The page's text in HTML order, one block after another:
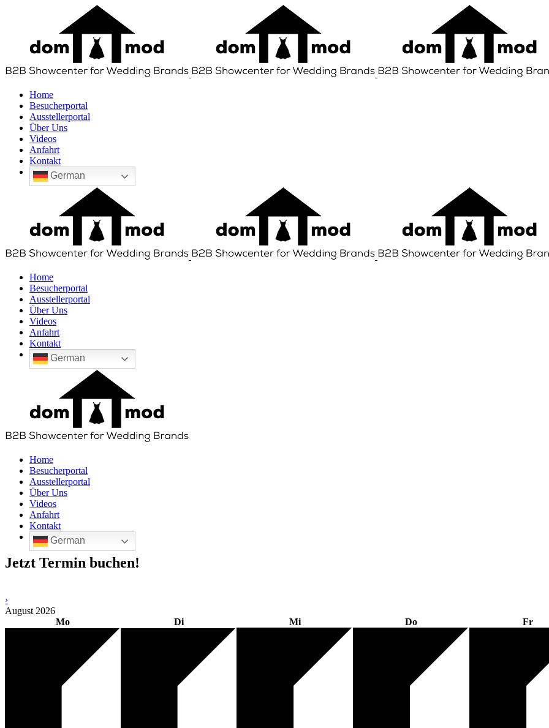
Home
Besucherportal
Ausstellerportal
Über Uns
Videos
Anfahrt
Kontakt
German
Home
Besucherportal
Ausstellerportal
Über Uns
Videos
Anfahrt
Kontakt
German
Home
Besucherportal
Ausstellerportal
Über Uns
Videos
Anfahrt
Kontakt
German
Jetzt Termin buchen!
›
August 2026
Mo
Di Mi Do Fr